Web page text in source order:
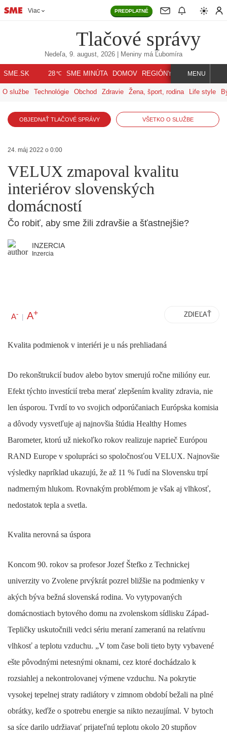
Viac PREDPLATNÉ
Tlačové správy
Nedeľa, 9. august, 2026 | Meniny má Ľubomíra
SME.SK 28℃ SME MINÚTA DOMOV REGIÓNY INDEX SVET
MENU
O službe Technológie Obchod Zdravie Žena, šport, rodina Life style
OBJEDNAŤ TLAČOVÉ SPRÁVY VŠETKO O SLUŽBE
24. máj 2022 o 0:00
VELUX zmapoval kvalitu
interiérov slovenských
domácností
Čo robiť, aby sme žili zdravšie a šťastnejšie?
INZERCIA
Inzercia
A- | A+ ZDIEĽAŤ
Kvalita podmienok v interiéri je u nás prehliadaná
Do rekonštrukcií budov alebo bytov smerujú ročne milióny eur.
Efekt týchto investícií treba merať zlepšením kvality zdravia, nie
len úsporou. Tvrdí to vo svojich odporúčaniach Európska komisia
a dôvody vysvetľuje aj najnovšia štúdia Healthy Homes
Barometer, ktorú už niekoľko rokov realizuje naprieč Európou
RAND Europe v spolupráci so spoločnosťou VELUX. Najnovšie
výsledky napríklad ukazujú, že až 11 % ľudí na Slovensku trpí
nadmerným hlukom. Rovnakým problémom je však aj vlhkosť,
nedostatok tepla a svetla.
Kvalita nerovná sa úspora
Koncom 90. rokov sa profesor Jozef Štefko z Technickej
univerzity vo Zvolene prvýkrát pozrel bližšie na podmienky v
akých býva bežná slovenská rodina. Vo vytypovaných
domácnostiach bytového domu na zvolenskom sídlisku Západ-
Tepličky uskutočnili vedci sériu meraní zameranú na relatívnu
vlhkosť a teplotu vzduchu. „V tom čase boli tieto byty vybavené
ešte pôvodnými netesnými oknami, cez ktoré dochádzalo k
rozsiahlej a nekontrolovanej výmene vzduchu. Na pokrytie
vysokej tepelnej straty radiátory v zimnom období bežali na plné
obrátky, keďže o spotrebu energie sa nikto nezaujímal. V bytoch
sa síce darilo udržiavať prijateľnú teplotu okolo 20 stupňov